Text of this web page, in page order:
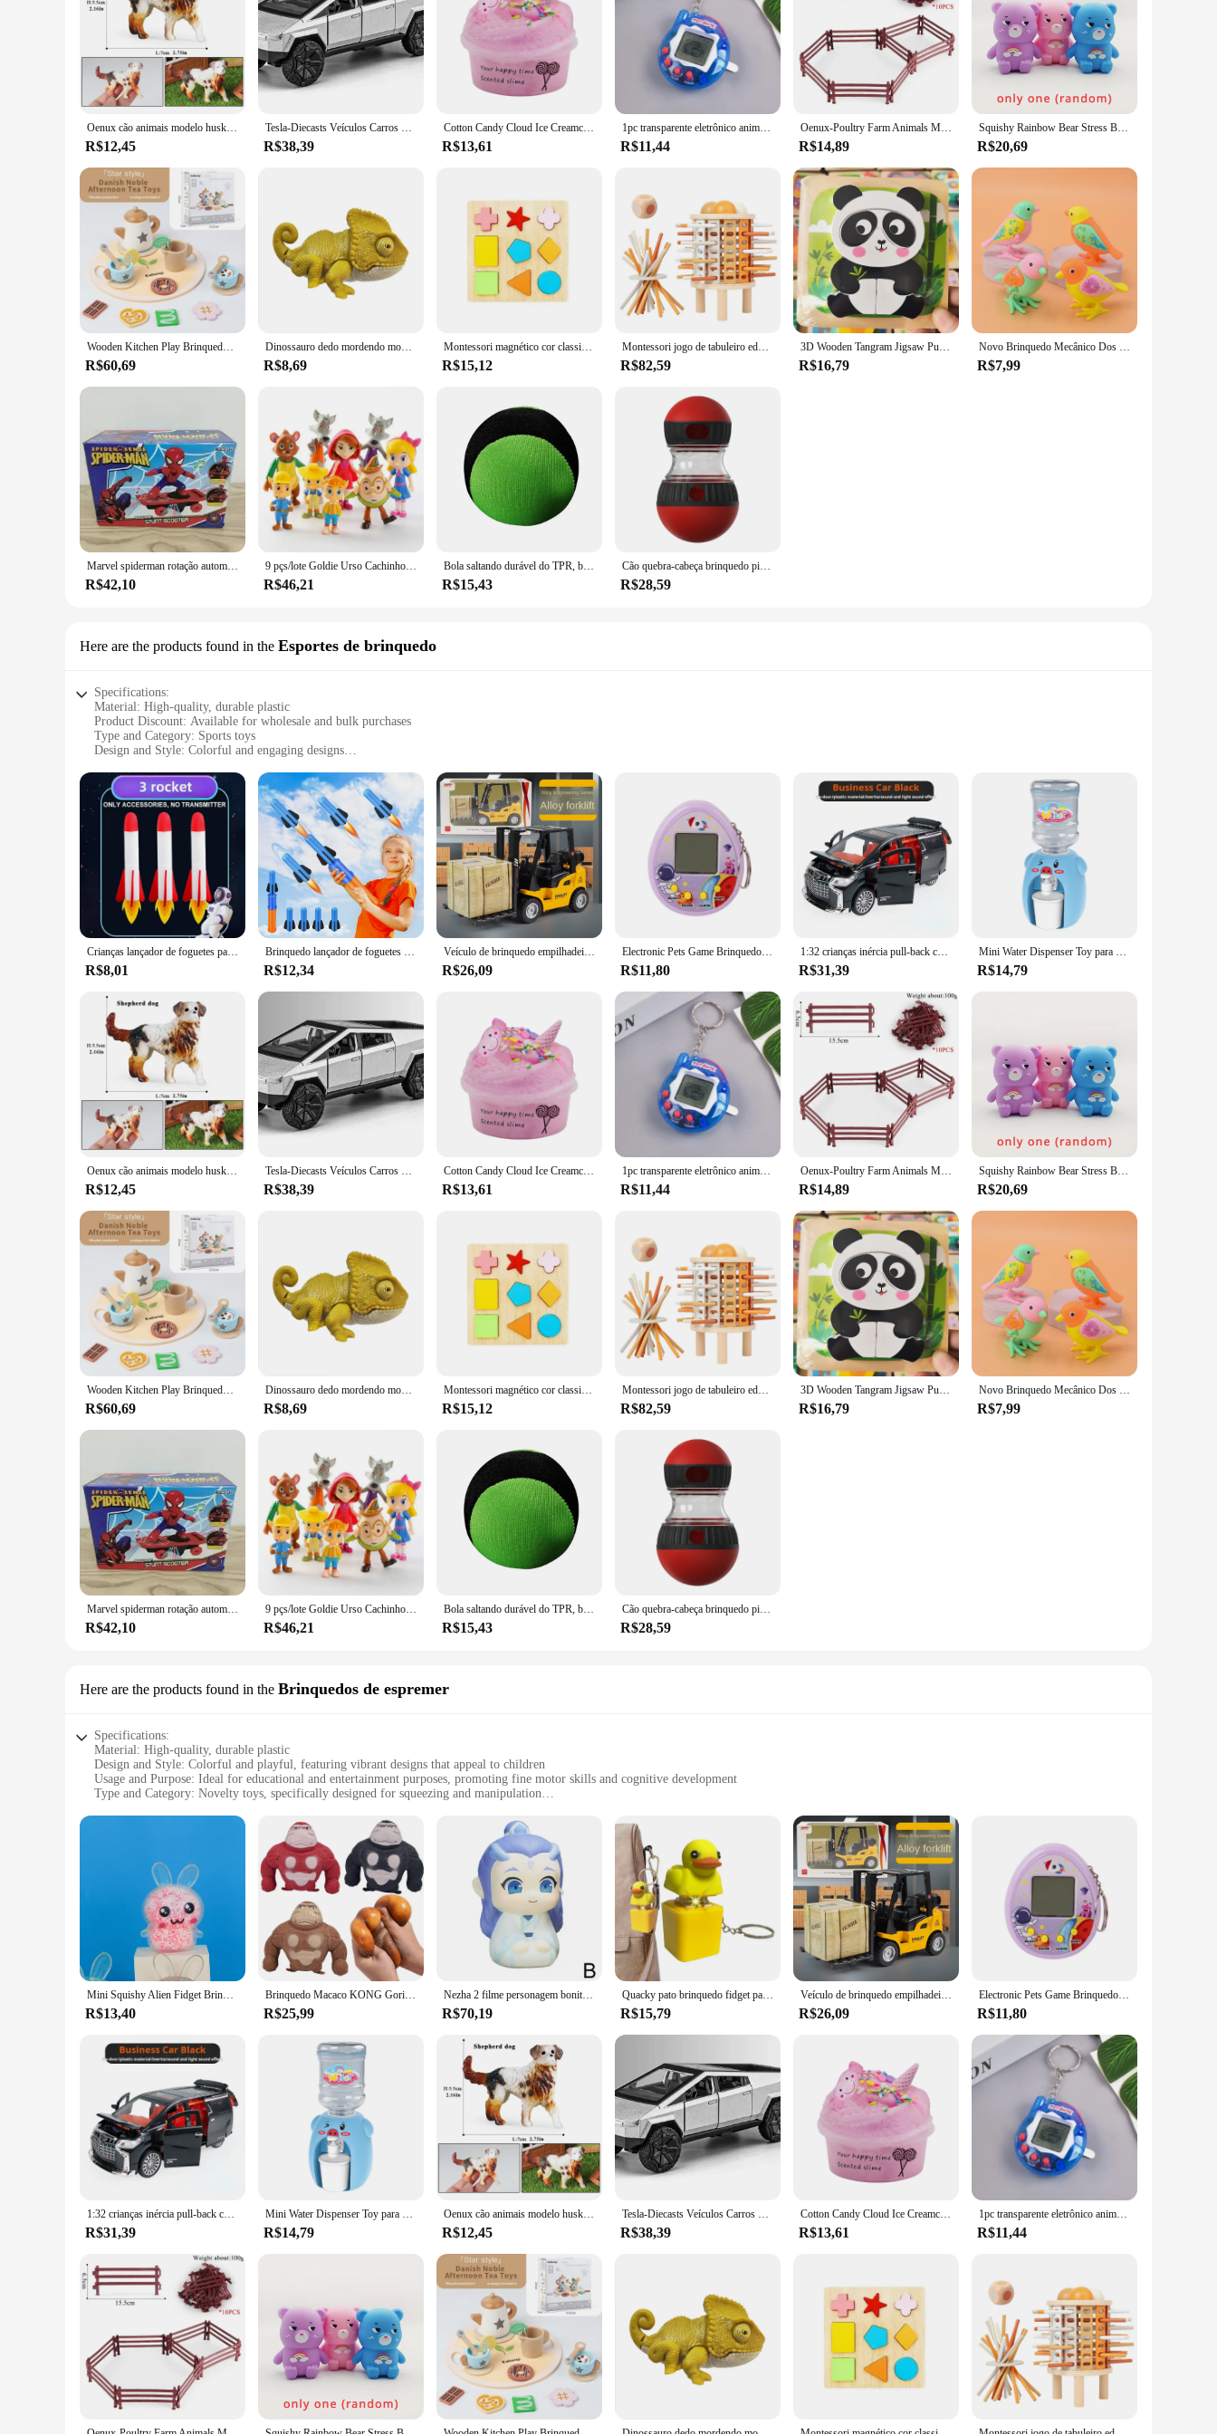
Oenux cão animais modelo husky pug pomeranian rottweiler chihuahua figura de ação filhote de cachorro estatuetas pvc bonito coleção brinquedo presente do miúdo
R$12,45
Tesla-Diecasts Veículos Carros De Brinquedo Para Crianças, Luz De Som, Camionete, Modelo De Carro De Liga, Presente De Natal Do Miúdo, Menino, 1:36
R$38,39
Cotton Candy Cloud Ice Creamcone, Redemoinho de Lodo, Brinquedo de Argila Perfumada, 60ml
R$13,61
1pc transparente eletrônico animais de estimação tamagotchi nostálgico 168 animais de estimação em um virtual cyber digital nostálgico brinquedos engraçados pixel jogo engraçado
R$11,44
Oenux-Poultry Farm Animals Model Simulation, porco, porco, porca, porco-espinho, javali, Action Figures, estatueta, Lovely, Educational Kids Toy
R$14,89
Squishy Rainbow Bear Stress Balls, Bola de massa elástica, Fidget Toy, Animal Squeeze Ball para crianças e adultos, Soft Squish Ball
R$20,69
Wooden Kitchen Play Brinquedos para Crianças, Simulação Tea Set, Chá da Tarde, Jogos de Atividades, Finja Brincar, Acessórios Cozinha
R$60,69
Dinossauro dedo mordendo modelo brinquedos para crianças, dinossauro jurássico Triceratops, tiranossauro, presente criativo
R$8,69
Montessori magnético cor classificação jogos labirinto placa caneta movendo grânulo jogos de controle de madeira sensorial jogar brinquedos educativos para crianças
R$15,12
Montessori jogo de tabuleiro educativo para o bebê, brinquedos sensoriais, habilidades motoras finas, contando varas, para 3 + anos de idade
R$82,59
3D Wooden Tangram Jigsaw Puzzles para criança, Hand Grab Boards, Desenhos animados, Veículo, Animais, Brinquedos educativos, Brinquedos para bebês
R$16,79
Novo Brinquedo Mecânico Dos Desenhos Animados das Crianças Enrolamento Criativo Jumping Little Magpie Pássaro Puzzle Pequeno Animal Presente Do Bebê
R$7,99
Marvel spiderman rotação automática flip skate de controle remoto carro acústico-óptico música elétrica dublê scooters brinquedo presente
R$42,10
9 pçs/lote Goldie Urso Cachinhos Dourados e os Três Ursos Big bad wolf Little Red Riding Hood Conto De Fadas Floresta Amigos Figura Brinquedos
R$46,21
Bola saltando durável do TPR, brinquedo elástico do jogo, surf de água, esportes de praia, macio, 5.5cm
R$15,43
Cão quebra-cabeça brinquedo pista elíptica rolamento aumentar inteligência bola com vazamento de alimentos desenvolver bons hábitos durável brinquedos interativos para animais de estimação
R$28,59
Here are the products found in the Esportes de brinquedo
Specifications:
Material: High-quality, durable plastic
Product Discount: Available for wholesale and bulk purchases
Type and Category: Sports toys
Design and Style: Colorful and engaging designs
Typical Adaptive Scenario: Ideal for indoor and outdoor play
Shape or Size or Weight or Quantity: Assorted sets available for sale
Features:
**Engaging and Educational Playtime**
The BRINQUEDOS NOVIDADES sports toy collection is designed to not only entertain but also educate children. Each set is meticulously crafted from high-quality, durable plastic, ensuring that
they can withstand the rigors of active play. The colorful and engaging designs are sure to capture the imagination of children, making playtime an enjoyable and educational experience. Whether it's a
basketball hoop, soccer goal, or a baseball set, these toys are perfect for enhancing motor skills and hand-eye coordination.
**Versatile and Adaptable Play**
The BRINQUEDOS NOVIDADES sports toys are versatile and adaptable, making them suitable for a variety of play scenarios. Whether it's a casual game in the backyard or a more organized sports
event, these toys are designed to provide an engaging and inclusive play experience. The assorted sets available for sale cater to different age groups and skill levels, ensuring that every child can find a
toy that suits their abilities and interests.
With easy-to-assemble components and a focus on simplicity, the BRINQUEDOS NOVIDADES sports toys are designed for quick setup and easy maintenance. Parents and educators will appreciate
the hassle-free setup, allowing children to jump right into the action. The toys are also lightweight, making them easy to transport and store, making them a perfect choice for families on the go. The
durable plastic construction ensures that these toys can withstand the rigors of active play, providing long-lasting entertainment for children.
Crianças lançador de foguetes passo bomba potência ar pressionado stomp ao ar livre jogos da família skyrocket presentes aniversário brinquedos esportivos para crianças
R$8,01
Brinquedo lançador de foguetes portátil de 5 peças com lançamentos de espuma de 4 peças, lançamentos de até 50 pés, brinquedos divertidos ao ar livre para meninos e meninas presentes
R$12,34
Veículo de brinquedo empilhadeira, Mini carro de engenharia, Brinquedo infantil interativo
R$26,09
Electronic Pets Game Brinquedos, Virtual, Tamagotchi, Original Digital Animals, Mini Screen Game Machine, Chaveiro, Brinquedos infantis
R$11,80
1:32 crianças inércia pull-back carro brinquedo com iluminação simulação de som modelo de carro comercial menino presente carro de brinquedo crianças presente do feriado
R$31,39
Mini Water Dispenser Toy para crianças, desenhos animados bonitos, suco, leite, bebedouro, fingir brincar, brinquedos de cozinha para meninos e meninas, presente
R$14,79
Oenux cão animais modelo husky pug pomeranian rottweiler chihuahua figura de ação filhote de cachorro estatuetas pvc bonito coleção brinquedo presente do miúdo
R$12,45
Tesla-Diecasts Veículos Carros De Brinquedo Para Crianças, Luz De Som, Camionete, Modelo De Carro De Liga, Presente De Natal Do Miúdo, Menino, 1:36
R$38,39
Cotton Candy Cloud Ice Creamcone, Redemoinho de Lodo, Brinquedo de Argila Perfumada, 60ml
R$13,61
1pc transparente eletrônico animais de estimação tamagotchi nostálgico 168 animais de estimação em um virtual cyber digital nostálgico brinquedos engraçados pixel jogo engraçado
R$11,44
Oenux-Poultry Farm Animals Model Simulation, porco, porco, porca, porco-espinho, javali, Action Figures, estatueta, Lovely, Educational Kids Toy
R$14,89
Squishy Rainbow Bear Stress Balls, Bola de massa elástica, Fidget Toy, Animal Squeeze Ball para crianças e adultos, Soft Squish Ball
R$20,69
Wooden Kitchen Play Brinquedos para Crianças, Simulação Tea Set, Chá da Tarde, Jogos de Atividades, Finja Brincar, Acessórios Cozinha
R$60,69
Dinossauro dedo mordendo modelo brinquedos para crianças, dinossauro jurássico Triceratops, tiranossauro, presente criativo
R$8,69
Montessori magnético cor classificação jogos labirinto placa caneta movendo grânulo jogos de controle de madeira sensorial jogar brinquedos educativos para crianças
R$15,12
Montessori jogo de tabuleiro educativo para o bebê, brinquedos sensoriais, habilidades motoras finas, contando varas, para 3 + anos de idade
R$82,59
3D Wooden Tangram Jigsaw Puzzles para criança, Hand Grab Boards, Desenhos animados, Veículo, Animais, Brinquedos educativos, Brinquedos para bebês
R$16,79
Novo Brinquedo Mecânico Dos Desenhos Animados das Crianças Enrolamento Criativo Jumping Little Magpie Pássaro Puzzle Pequeno Animal Presente Do Bebê
R$7,99
Marvel spiderman rotação automática flip skate de controle remoto carro acústico-óptico música elétrica dublê scooters brinquedo presente
R$42,10
9 pçs/lote Goldie Urso Cachinhos Dourados e os Três Ursos Big bad wolf Little Red Riding Hood Conto De Fadas Floresta Amigos Figura Brinquedos
R$46,21
Bola saltando durável do TPR, brinquedo elástico do jogo, surf de água, esportes de praia, macio, 5.5cm
R$15,43
Cão quebra-cabeça brinquedo pista elíptica rolamento aumentar inteligência bola com vazamento de alimentos desenvolver bons hábitos durável brinquedos interativos para animais de estimação
R$28,59
Here are the products found in the Brinquedos de espremer
Specifications:
Material: High-quality, durable plastic
Design and Style: Colorful and playful, featuring vibrant designs that appeal to children
Usage and Purpose: Ideal for educational and entertainment purposes, promoting fine motor skills and cognitive development
Type and Category: Novelty toys, specifically designed for squeezing and manipulation
Parts and Accessories: Comes as a set, complete with various shapes and sizes for a variety of play scenarios
**Engaging Playtime for All Ages**
The BRINQUEDOS NOVIDADES Brinquedos de espremer are a delightful addition to any child's playtime. These wholesale toys are not only fun but also educational, providing a stimulating
environment for children to explore and learn. The vibrant colors and diverse shapes of these toys capture the imagination, making them perfect for both individual play and group activities. Whether
it's at home or in a classroom setting, these toys are designed to enhance children's cognitive development and fine motor skills.
**Durable and Safe Play**
Crafted from high-quality, non-toxic plastic, these toys are built to withstand the rigors of active play. The robust construction ensures that they can withstand the enthusiastic squeezing and
manipulation that comes with every child's play. Parents and educators can rest assured that these toys are safe for children, making them an ideal choice for wholesale vendors and suppliers looking to
provide safe, engaging play options for their customers.
**Versatile and Fun**
can also be used to stack, sort, and create imaginative scenarios. Whether it's for individual play or as part of a larger collection, these toys are versatile enough to adapt to any play scenario, making
them a valuable addition to any collection of toys for sale.
Mini Squishy Alien Fidget Brinquedos, Coelho Squeeze Toy, Stress Relief Toy para favores de festa, Engraçado Espaço Exterior Criatura Bolas, 1 Pc, 6 Pcs
R$13,40
Brinquedo Macaco KONG Gorila Estica Esmaga Fidget Toys Antiestresse Apertar
R$25,99
Nezha 2 filme personagem bonito brinquedo boneca silicone macio lento rebote alívio do estresse brinquedo estilo chinês personagem dos desenhos animados desktop ornam
R$70,19
Quacky pato brinquedo fidget pato quacking teclado botão brinquedos sensoriais alívio do estresse keycaps que quack teclado clicker
R$15,79
Veículo de brinquedo empilhadeira, Mini carro de engenharia, Brinquedo infantil interativo
R$26,09
Electronic Pets Game Brinquedos, Virtual, Tamagotchi, Original Digital Animals, Mini Screen Game Machine, Chaveiro, Brinquedos infantis
R$11,80
1:32 crianças inércia pull-back carro brinquedo com iluminação simulação de som modelo de carro comercial menino presente carro de brinquedo crianças presente do feriado
R$31,39
Mini Water Dispenser Toy para crianças, desenhos animados bonitos, suco, leite, bebedouro, fingir brincar, brinquedos de cozinha para meninos e meninas, presente
R$14,79
Oenux cão animais modelo husky pug pomeranian rottweiler chihuahua figura de ação filhote de cachorro estatuetas pvc bonito coleção brinquedo presente do miúdo
R$12,45
Tesla-Diecasts Veículos Carros De Brinquedo Para Crianças, Luz De Som, Camionete, Modelo De Carro De Liga, Presente De Natal Do Miúdo, Menino, 1:36
R$38,39
Cotton Candy Cloud Ice Creamcone, Redemoinho de Lodo, Brinquedo de Argila Perfumada, 60ml
R$13,61
1pc transparente eletrônico animais de estimação tamagotchi nostálgico 168 animais de estimação em um virtual cyber digital nostálgico brinquedos engraçados pixel jogo engraçado
R$11,44